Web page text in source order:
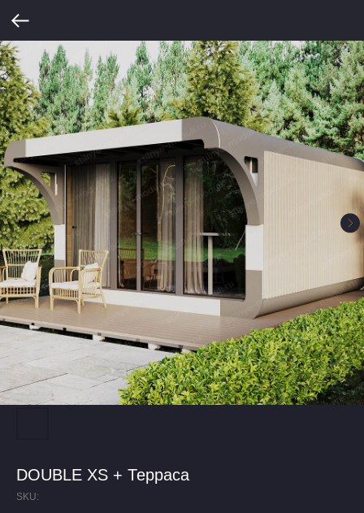
DOUBLE XS + Терраса
SKU: